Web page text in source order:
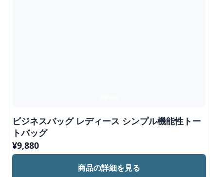
ビジネスバッグ レディース シンプル機能性トー
トバッグ
¥9,880
商品の詳細を見る